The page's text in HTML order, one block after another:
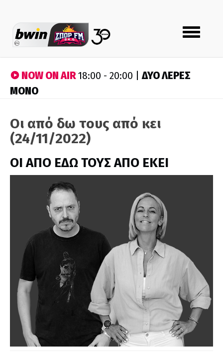
Toggle
navigation
NOW ON AIR18:00 - 20:00 |ΔΥΟ ΛΕΡΕΣ
ΜΟΝΟ
Οι από δω τους από κει
(24/11/2022)
ΟΙ ΑΠΟ ΕΔΩ ΤΟΥΣ ΑΠΟ ΕΚΕΙ